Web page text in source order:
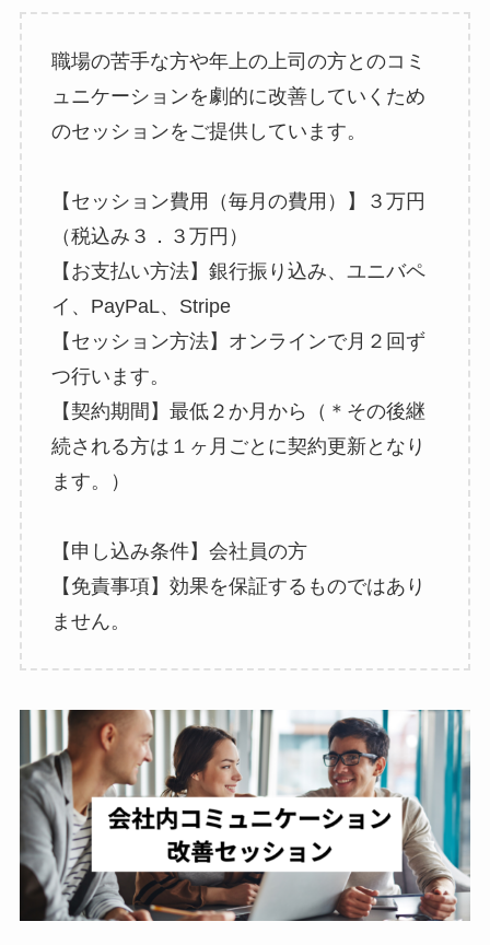
職場の苦手な方や年上の上司の方とのコミ
ュニケーションを劇的に改善していくため
のセッションをご提供しています。
【セッション費用（毎月の費用）】３万円
（税込み３．３万円）
【お支払い方法】銀行振り込み、ユニバペ
イ、PayPaL、Stripe
【セッション方法】オンラインで月２回ず
つ行います。
【契約期間】最低２か月から（＊その後継
続される方は１ヶ月ごとに契約更新となり
ます。）
【申し込み条件】会社員の方
【免責事項】効果を保証するものではあり
ません。